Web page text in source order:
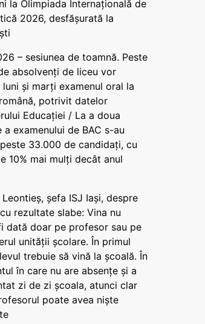
la Olimpiada Internațională de
2026, desfășurată la
– sesiunea de toamnă. Peste
absolvenți de liceu vor
luni și marți examenul oral la
potrivit datelor
Educației / La a doua
a examenului de BAC s-au
33.000 de candidați, cu
10% mai mulți decât anul
Leontieș, șefa ISJ Iași, despre
rezultate slabe: Vina nu
dată doar pe profesor sau pe
unității școlare. În primul
trebuie să vină la școală. În
în care nu are absențe și a
zi de zi școala, atunci clar
poate avea niște